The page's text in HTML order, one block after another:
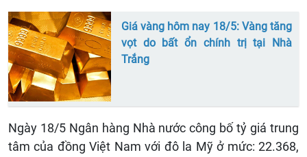
Giá vàng hôm nay 18/5: Vàng tăng
vọt do bất ổn chính trị tại Nhà
Trắng
Ngày 18/5 Ngân hàng Nhà nước công bố tỷ giá trung
tâm của đồng Việt Nam với đô la Mỹ ở mức: 22.368,